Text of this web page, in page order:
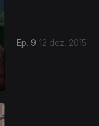
Ep. 9 12 dez. 2015